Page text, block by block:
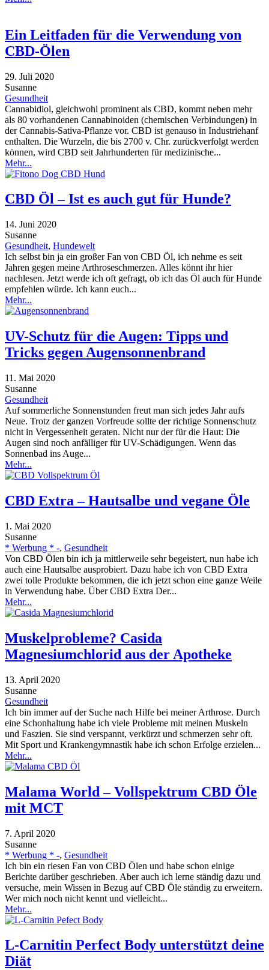
Ein Leitfaden für die Verwendung von
CBD-Ölen
29. Juli 2020
Susanne
Gesundheit
Cannabidiol, gleichwohl prominent als CBD, kommt neben mehr
als 80 vorhandenen Cannabinoiden (chemischen Verbindungen) in
der Cannabis-Sativa-Pflanze vor. CBD ist genauso in Industriehanf
enthalten. Die Wurzeln, die bis 2700 v. Chr. zurückverfolgt werden
können, wird CBD seit Jahrhunderten für medizinische...
Mehr...
CBD Öl – Ist es auch gut für Hunde?
14. Juni 2020
Susanne
Gesundheit, Hundewelt
Ich selbst bin ja ein großer Fan von CBD Öl, ich nehme es seit
Jahren gegen meine Arthroseschmerzen. Alles könnt ihr hier
nachlesen. Jetzt werde ich oft gefragt, ob ich das Öl auch für Hunde
empfehlen würde. Ich kann euch...
Mehr...
UV-Schutz für die Augen: Tipps und
Tricks gegen Augensonnenbrand
11. Mai 2020
Susanne
Gesundheit
Auf sommerliche Sonnenstunden freut man sich jedes Jahr aufs
Neue. Trotz der ganzen Vorfreude sollte der richtige Sonnenschutz
nicht in Vergessenheit geraten. Nicht nur der für die Haut: Die
Augen sind noch anfälliger für UV-Schädigungen. Wenn das
Sonnenbad ins Auge...
Mehr...
CBD Extra – Hautsalbe und vegane Öle
1. Mai 2020
Susanne
* Werbung * -, Gesundheit
Von CBD Ölen bin ich ja mittlerweile sehr begeistert, nun habe ich
auch eine Hautsalbe ausprobiert. Dazu habe ich von CBD Extra
zwei tolle Produkte bekommen, die ich jetzt schon eine ganze Weile
in Verwendung habe. Über CBD Extra Der...
Mehr...
Muskelprobleme? Casida
Magnesiumchlorid aus der Apotheke
13. April 2020
Susanne
Gesundheit
Ich bin immer auf der Suche nach Hilfe bei meiner Arthrose. Durch
eine Schonhaltung habe ich viele Probleme mit meinen Muskeln
und Faszien. Sie sind verspannt, verkürzt und schmerzen sehr oft.
Mit Sport und Krankengymnastik habe ich schon Erfolge erzielen...
Mehr...
Malama World – Vollspektrum CBD Öle
mit MCT
7. April 2020
Susanne
* Werbung * -, Gesundheit
Ich bin ein riesen Fan von CBD Ölen und habe schon einige
Berichte darüber geschrieben. Aber auch ich lerne ständig dazu und
versuche, mein Wissen in Bezug auf CBD Öle ständig zu erweitern.
Wer mich noch nicht kennt und vielleicht...
Mehr...
L-Carnitin Perfect Body unterstützt deine
Diät